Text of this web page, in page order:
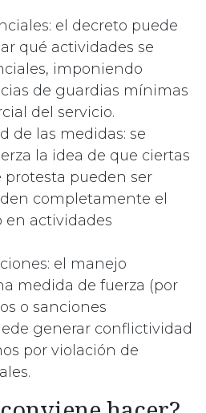
el decreto puede
qué actividades se
imponiendo
de guardias mínimas
del servicio.​
de las medidas: se
la idea de que ciertas
protesta pueden ser
completamente el
actividades
el manejo
medida de fuerza (por
o sanciones
generar conflictividad
por violación de